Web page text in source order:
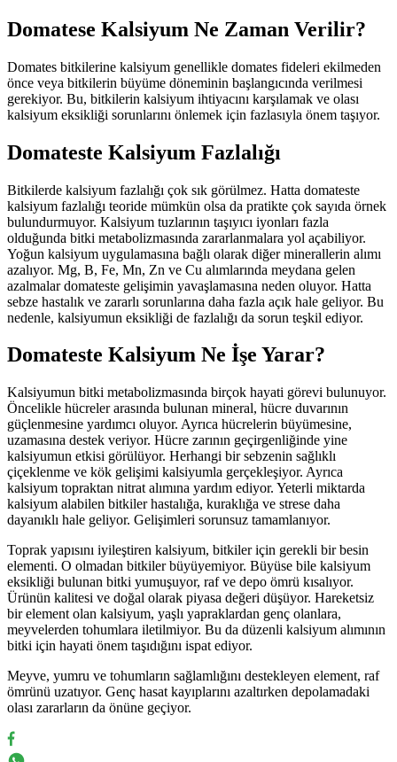
Domatese Kalsiyum Ne Zaman Verilir?
Domates bitkilerine kalsiyum genellikle domates fideleri ekilmeden
önce veya bitkilerin büyüme döneminin başlangıcında verilmesi
gerekiyor. Bu, bitkilerin kalsiyum ihtiyacını karşılamak ve olası
kalsiyum eksikliği sorunlarını önlemek için fazlasıyla önem taşıyor.
Domateste Kalsiyum Fazlalığı
Bitkilerde kalsiyum fazlalığı çok sık görülmez. Hatta domateste
kalsiyum fazlalığı teoride mümkün olsa da pratikte çok sayıda örnek
bulundurmuyor. Kalsiyum tuzlarının taşıyıcı iyonları fazla
olduğunda bitki metabolizmasında zararlanmalara yol açabiliyor.
Yoğun kalsiyum uygulamasına bağlı olarak diğer minerallerin alımı
azalıyor. Mg, B, Fe, Mn, Zn ve Cu alımlarında meydana gelen
azalmalar domateste gelişimin yavaşlamasına neden oluyor. Hatta
sebze hastalık ve zararlı sorunlarına daha fazla açık hale geliyor. Bu
nedenle, kalsiyumun eksikliği de fazlalığı da sorun teşkil ediyor.
Domateste Kalsiyum Ne İşe Yarar?
Kalsiyumun bitki metabolizmasında birçok hayati görevi bulunuyor.
Öncelikle hücreler arasında bulunan mineral, hücre duvarının
güçlenmesine yardımcı oluyor. Ayrıca hücrelerin büyümesine,
uzamasına destek veriyor. Hücre zarının geçirgenliğinde yine
kalsiyumun etkisi görülüyor. Herhangi bir sebzenin sağlıklı
çiçeklenme ve kök gelişimi kalsiyumla gerçekleşiyor. Ayrıca
kalsiyum topraktan nitrat alımına yardım ediyor. Yeterli miktarda
kalsiyum alabilen bitkiler hastalığa, kuraklığa ve strese daha
dayanıklı hale geliyor. Gelişimleri sorunsuz tamamlanıyor.
Toprak yapısını iyileştiren kalsiyum, bitkiler için gerekli bir besin
elementi. O olmadan bitkiler büyüyemiyor. Büyüse bile kalsiyum
eksikliği bulunan bitki yumuşuyor, raf ve depo ömrü kısalıyor.
Ürünün kalitesi ve doğal olarak piyasa değeri düşüyor. Hareketsiz
bir element olan kalsiyum, yaşlı yapraklardan genç olanlara,
meyvelerden tohumlara iletilmiyor. Bu da düzenli kalsiyum alımının
bitki için hayati önem taşıdığını ispat ediyor.
Meyve, yumru ve tohumların sağlamlığını destekleyen element, raf
ömrünü uzatıyor. Genç hasat kayıplarını azaltırken depolamadaki
olası zararların da önüne geçiyor.